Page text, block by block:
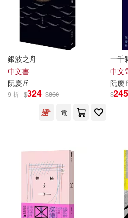
蘇淮(1)
謝哲青(1) 謝英俊，阮
郭旭原(1) 阮慶岳 著(1)
阮慶岳等(1) 阮義忠(1)
雷驤(1)
東方出版中心(1) 漢
紅色文化(1)
經典雜誌出版社(1)
臺灣商務(1)
其他 (可複選)
現在可購買商品(27)
作者/演唱/譯/編/繪(59)
銀波之舟
中文書
阮慶岳
9 折 $324 $360
電
一千
中文
阮慶
$245